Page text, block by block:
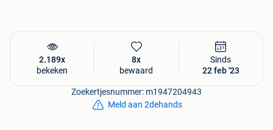
Specificaties Ottoman
Hoogte: 44 cm
Maximaal zitgewicht: 120 kg
2.189x
bekeken
8x
bewaard
Sinds
22 feb '23
Zoekertjesnummer: m1947204943
Meld aan 2dehands